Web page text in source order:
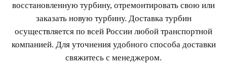
восстановленную турбину, отремонтировать свою или
заказать новую турбину. Доставка турбин
осуществляется по всей России любой транспортной
компанией. Для уточнения удобного способа доставки
свяжитесь с менеджером.